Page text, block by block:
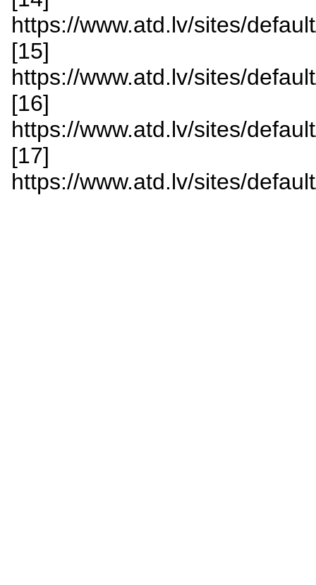
https://www.atd.lv/sites/
[15]
https://www.atd.lv/sites/
[16]
https://www.atd.lv/sites/
[17]
https://www.atd.lv/sites/